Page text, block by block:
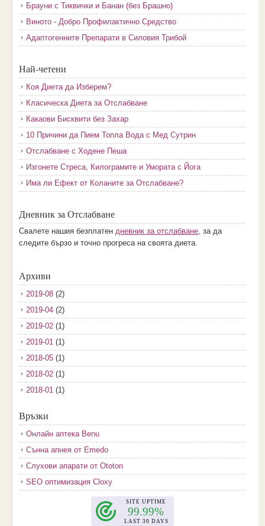
Брауни с Тиквички и Банан (без Брашно)
Виното - Добро Профилактично Средство
Адаптогенните Препарати в Силовия Трибой
Най-четени
Коя Диета да Изберем?
Класическа Диета за Отслабване
Какаови Бисквити без Захар
10 Причини да Пием Топла Вода с Мед Сутрин
Отслабване с Ходене Пеша
Изгонете Стреса, Килограмите и Умората с Йога
Има ли Ефект от Коланите за Отслабване?
Дневник за Отслабване
Свалете нашия безплатен дневник за отслабване, за да
следите бързо и точно прогреса на своята диета.
Архиви
2019-08(2)
2019-04(2)
2019-02(1)
2019-01 (1)
2018-05(1)
2018-02(1)
2018-01 (1)
2017-11
2017-10(3)
2017-08(3)
2017-07(1)
2017-06(2)
Връзки
Онлайн аптека Benu
Сънна апнея от Emedo
Слухови апарати от Ototon
SEO оптимизация Cloxy